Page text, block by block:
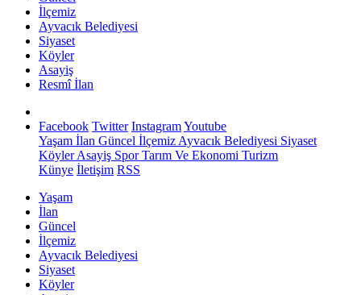
İlçemiz
Ayvacık Belediyesi
Siyaset
Köyler
Asayiş
Resmî İlan
Facebook Twitter InstagramYoutube
Yaşam İlan Güncel İlçemiz Ayvacık Belediyesi Siyaset
KöylerAsayiş SporTarım Ve Ekonomi Turizm
Künye İletişim RSS
Yaşam
İlan
Güncel
İlçemiz
Ayvacık Belediyesi
Siyaset
Köyler